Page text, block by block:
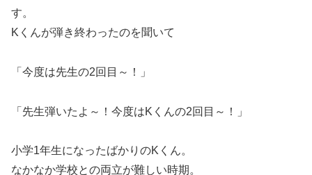
す。
Kくんが弾き終わったのを聞いて
「今度は先生の2回目～！」
「先生弾いたよ～！今度はKくんの2回目～！」
小学1年生になったばかりのKくん。
なかなか学校との両立が難しい時期。